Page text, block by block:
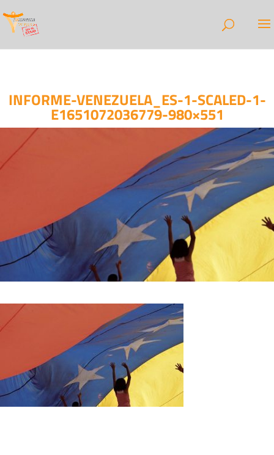
INFORME-VENEZUELA_ES-1-SCALED-1-
E1651072036779-980×551